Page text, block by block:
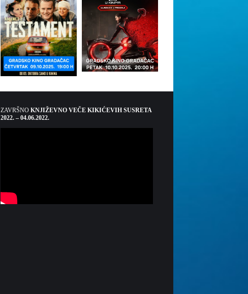
ZAVRŠNO KNJIŽEVNO VEČE KIKIĆEVIH SUSRETA
2022. – 04.06.2022.